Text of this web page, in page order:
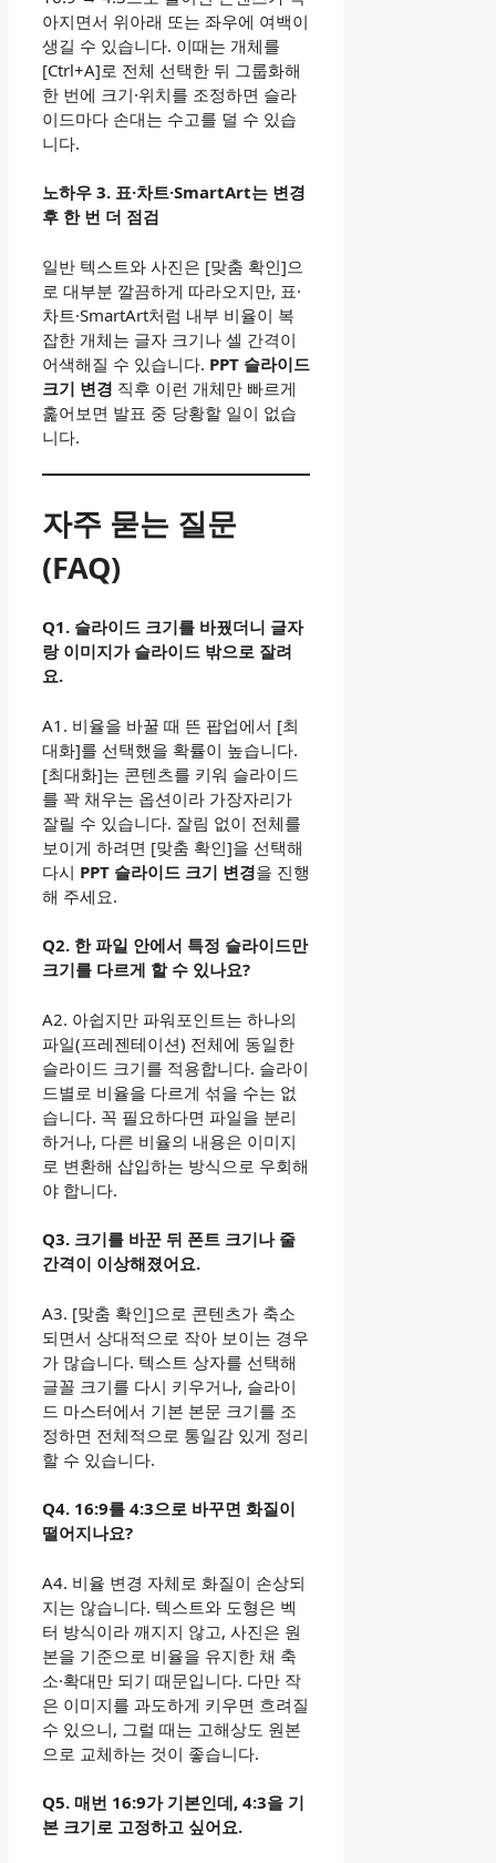
아지면서 위아래 또는 좌우에 여백이
생길 수 있습니다. 이때는 개체를
[Ctrl+A]로 전체 선택한 뒤 그룹화해
한 번에 크기·위치를 조정하면 슬라
이드마다 손대는 수고를 덜 수 있습
니다.
노하우 3. 표·차트·SmartArt는 변경
후 한 번 더 점검
일반 텍스트와 사진은 [맞춤 확인]으
로 대부분 깔끔하게 따라오지만, 표·
차트·SmartArt처럼 내부 비율이 복
잡한 개체는 글자 크기나 셀 간격이
어색해질 수 있습니다. PPT 슬라이드
크기 변경 직후 이런 개체만 빠르게
훑어보면 발표 중 당황할 일이 없습
니다.
자주 묻는 질문
(FAQ)
Q1. 슬라이드 크기를 바꿨더니 글자
랑 이미지가 슬라이드 밖으로 잘려
요.
A1. 비율을 바꿀 때 뜬 팝업에서 [최
대화]를 선택했을 확률이 높습니다.
[최대화]는 콘텐츠를 키워 슬라이드
를 꽉 채우는 옵션이라 가장자리가
잘릴 수 있습니다. 잘림 없이 전체를
보이게 하려면 [맞춤 확인]을 선택해
다시 PPT 슬라이드 크기 변경을 진행
해 주세요.
Q2. 한 파일 안에서 특정 슬라이드만
크기를 다르게 할 수 있나요?
A2. 아쉽지만 파워포인트는 하나의
파일(프레젠테이션) 전체에 동일한
슬라이드 크기를 적용합니다. 슬라이
드별로 비율을 다르게 섞을 수는 없
습니다. 꼭 필요하다면 파일을 분리
하거나, 다른 비율의 내용은 이미지
로 변환해 삽입하는 방식으로 우회해
야 합니다.
Q3. 크기를 바꾼 뒤 폰트 크기나 줄
간격이 이상해졌어요.
A3. [맞춤 확인]으로 콘텐츠가 축소
되면서 상대적으로 작아 보이는 경우
가 많습니다. 텍스트 상자를 선택해
글꼴 크기를 다시 키우거나, 슬라이
드 마스터에서 기본 본문 크기를 조
정하면 전체적으로 통일감 있게 정리
할 수 있습니다.
Q4. 16:9를 4:3으로 바꾸면 화질이
떨어지나요?
A4. 비율 변경 자체로 화질이 손상되
지는 않습니다. 텍스트와 도형은 벡
터 방식이라 깨지지 않고, 사진은 원
본을 기준으로 비율을 유지한 채 축
소·확대만 되기 때문입니다. 다만 작
은 이미지를 과도하게 키우면 흐려질
수 있으니, 그럴 때는 고해상도 원본
으로 교체하는 것이 좋습니다.
Q5. 매번 16:9가 기본인데, 4:3을 기
본 크기로 고정하고 싶어요.